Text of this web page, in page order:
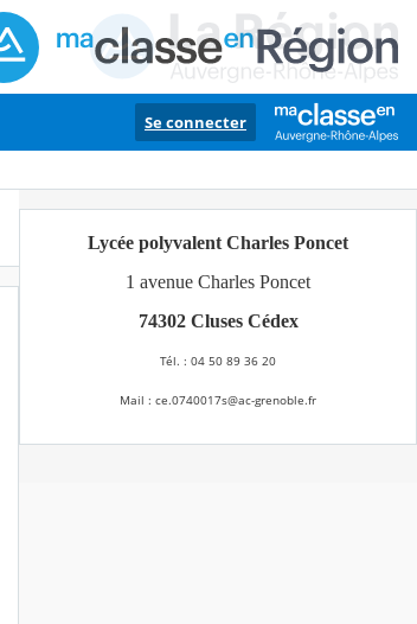
Se connecter
Lycée polyvalent Charles Poncet
1 avenue Charles Poncet
74302 Cluses Cédex
Tél. : 04 50 89 36 20
Mail : ce.0740017s@ac-grenoble.fr